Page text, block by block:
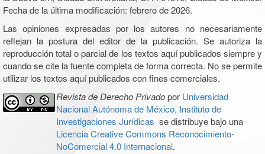
Fecha de la última modificación: febrero de 2026.
Las opiniones expresadas por los autores no necesariamente
reflejan la postura del editor de la publicación. Se autoriza la
reproducción total o parcial de los textos aquí publicados siempre y
cuando se cite la fuente completa de forma correcta. No se permite
utilizar los textos aquí publicados con fines comerciales.
Revista de Derecho Privadopor Universidad
Nacional Autónoma de México, Instituto de
Investigaciones Jurídicas se distribuye bajo una
Licencia Creative Commons Reconocimiento-
NoComercial 4.0 Internacional.